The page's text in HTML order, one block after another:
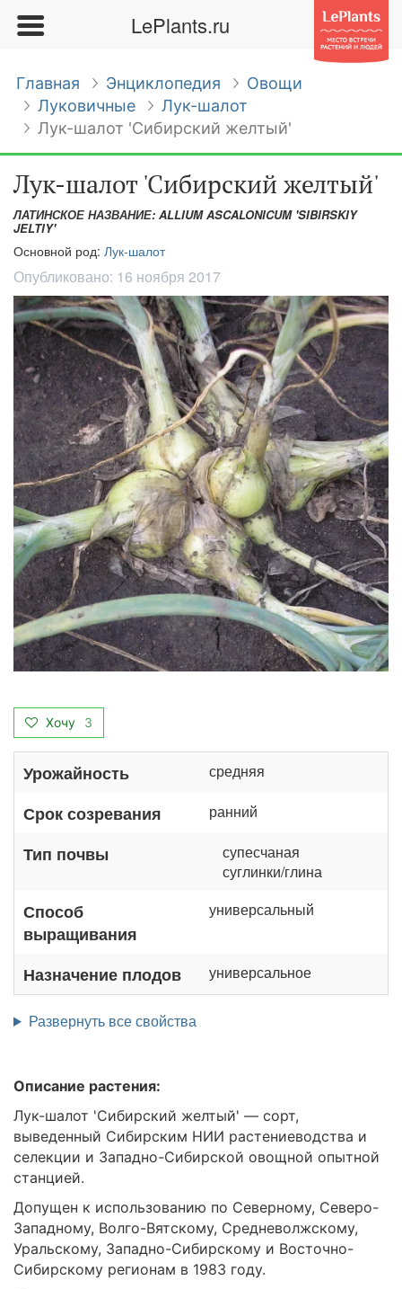
LePlants.ru
Главная Энциклопедия
Овощи
Луковичные
Лук-шалот
Лук-шалот 'Сибирский желтый'
Лук-шалот 'Сибирский желтый'
ЛАТИНСКОЕ НАЗВАНИЕ: ALLIUM ASCALONICUM 'SIBIRSKIY
JELTIY'
Основной род: Лук-шалот
Опубликовано: 16 ноября 2017
Хочу 3
Урожайность средняя
Срок созревания ранний
Тип почвы
супесчаная
суглинки/глина
Способ
выращивания
универсальный
Назначение плодов универсальное
Развернуть все свойства
Описание растения:
Лук-шалот 'Сибирский желтый' — сорт,
выведенный Сибирским НИИ растениеводства и
селекции и Западно-Сибирской овощной опытной
станцией.
Допущен к использованию по Северному, Северо-
Западному, Волго-Вятскому, Средневолжскому,
Уральскому, Западно-Сибирскому и Восточно-
Сибирскому регионам в 1983 году.